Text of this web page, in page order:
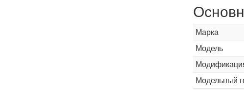
Марка
Модель
Модельный